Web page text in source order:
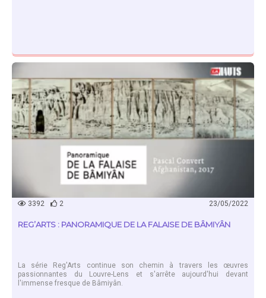
EN SAVOIR PLUS
3392 2 23/05/2022
REG’ARTS : PANORAMIQUE DE LA FALAISE DE BÂMIYÂN
La série Reg'Arts continue son chemin à travers les œuvres
passionnantes du Louvre-Lens et s'arrête aujourd'hui devant
l'immense fresque de Bâmiyân.